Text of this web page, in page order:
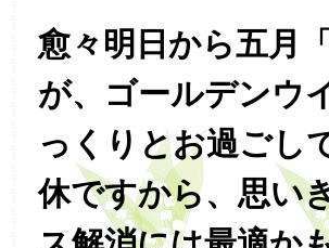
愈々明日から五月
が、ゴールデンウ
っくりとお過ごし
休ですから、思い